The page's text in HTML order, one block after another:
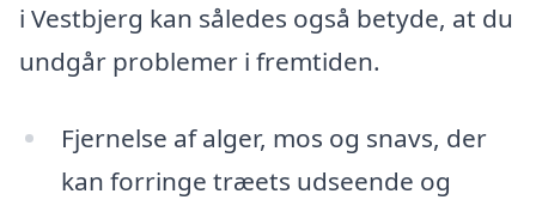
i Vestbjerg kan således også betyde, at du
undgår problemer i fremtiden.
Fjernelse af alger, mos og snavs, der
kan forringe træets udseende og